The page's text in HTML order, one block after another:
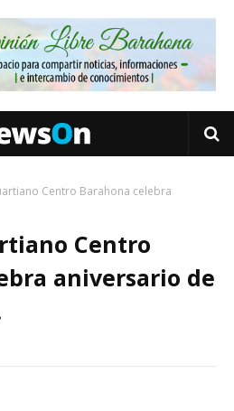
Centro Barahona celebra
Centro
aniversario de